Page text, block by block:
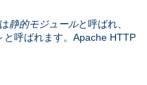
静的モジュールと呼ばれ、
と呼ばれます。Apache HTTP